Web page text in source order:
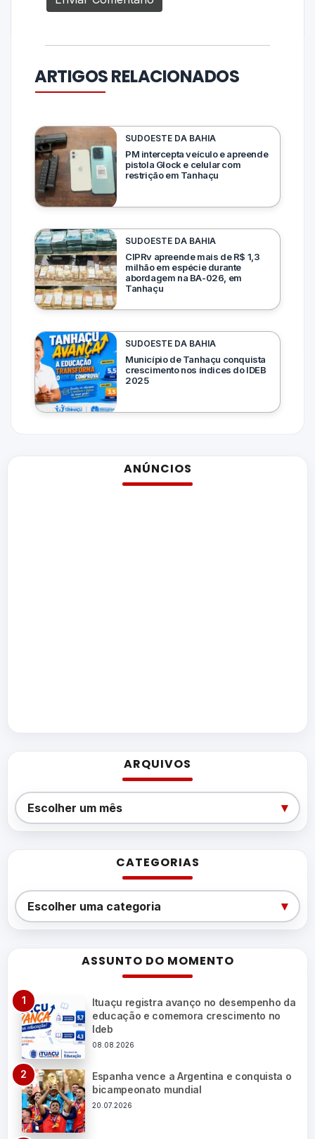
ARTIGOS RELACIONADOS
SUDOESTE DA BAHIA
PM intercepta veículo e apreende
pistola Glock e celular com
restrição em Tanhaçu
SUDOESTE DA BAHIA
CIPRv apreende mais de R$ 1,3
milhão em espécie durante
abordagem na BA-026, em
Tanhaçu
SUDOESTE DA BAHIA
Município de Tanhaçu conquista
crescimento nos índices do IDEB
2025
ANÚNCIOS
ARQUIVOS
Arquivos
Escolher um mês ▾
CATEGORIAS
Categorias
Escolher uma categoria ▾
ASSUNTO DO MOMENTO
Ituaçu registra avanço no desempenho da
educação e comemora crescimento no
Ideb
08.08.2026
Espanha vence a Argentina e conquista o
bicampeonato mundial
20.07.2026